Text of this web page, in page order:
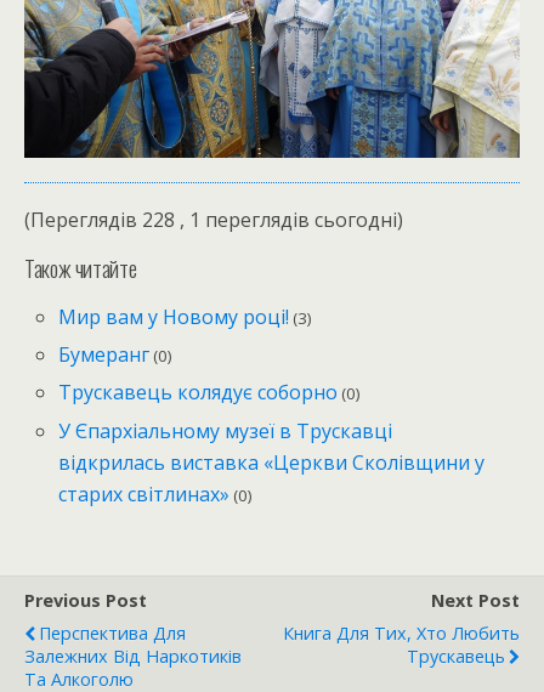
(Переглядів 228 , 1 переглядів сьогодні)
Також читайте
Мир вам у Новому році! (3)
Бумеранг (0)
Трускавець колядує соборно (0)
У Єпархіальному музеї в Трускавці
відкрилась виставка «Церкви Сколівщини у
старих світлинах» (0)
Previous Post
Перспектива Для
Залежних Від Наркотиків
Та Алкоголю
Next Post
Книга Для Тих, Хто Любить
Трускавець